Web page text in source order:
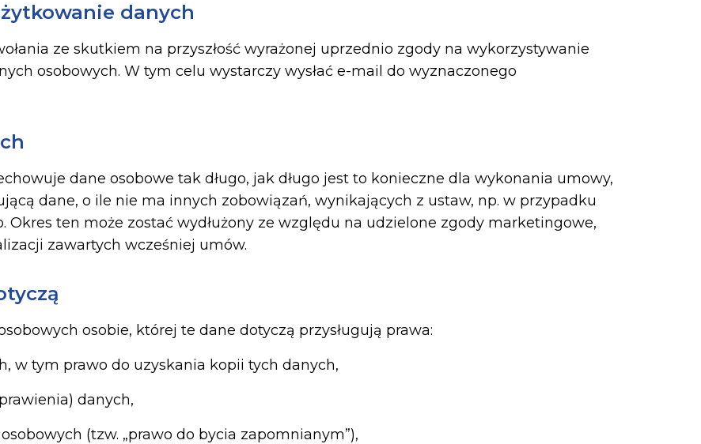
danych
ze skutkiem na przyszłość wyrażonej uprzednio zgody na wykorzystywanie
osobowych. W tym celu wystarczy wysłać e-mail do wyznaczonego
dane osobowe tak długo, jak długo jest to konieczne dla wykonania umowy,
dane, o ile nie ma innych zobowiązań, wynikających z ustaw, np. w przypadku
Okres ten może zostać wydłużony ze względu na udzielone zgody marketingowe,
zawartych wcześniej umów.
osobie, której te dane dotyczą przysługują prawa:
w tym prawo do uzyskania kopii tych danych,
danych,
(tzw. „prawo do bycia zapomnianym”),